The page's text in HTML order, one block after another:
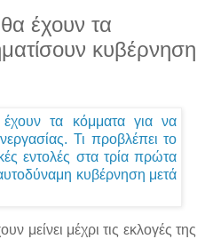
έχουν τα
κυβέρνηση
μείνει μέχρι τις εκλογές της